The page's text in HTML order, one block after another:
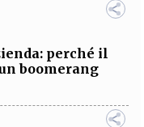
perché il
boomerang